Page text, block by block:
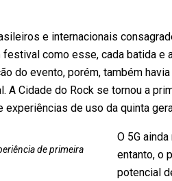
e internacionais
festival como esse, cada batida
do evento, porém, também
Cidade do Rock se tornou a
de uso da quinta
de primeira
O 5G
entanto, o
potencial